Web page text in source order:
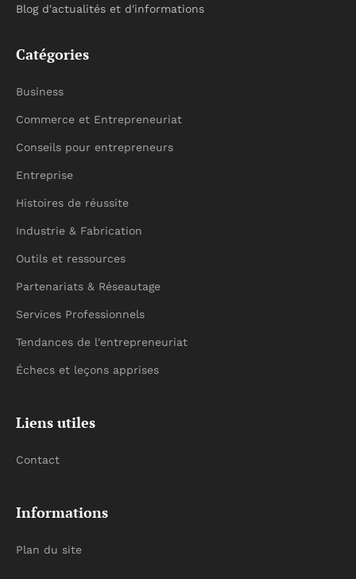
Blog d'actualités et d'informations
Catégories
Business
Commerce et Entrepreneuriat
Conseils pour entrepreneurs
Entreprise
Histoires de réussite
Industrie & Fabrication
Outils et ressources
Partenariats & Réseautage
Services Professionnels
Tendances de l'entrepreneuriat
Échecs et leçons apprises
Liens utiles
Contact
Informations
Plan du site